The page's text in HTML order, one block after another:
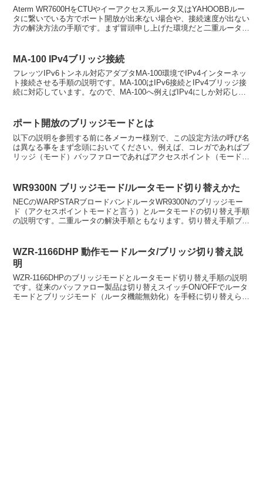
Aterm WR7600HをCTUやイーアクセス系ルータ又はYAHOOBBルー
タに繋いでいる方でポート開放が出来ない場合や、接続速度が出ない
方の解決方法の手順です。まず冒頭申し上げた環境だと二重ルータ環
MA-100 IPv4ブリッジ接続
フレッツIPv6トンネル対応アダプタMA-100環境でIPv4インターネッ
ト接続させる手順の説明です。MA-100はIPv6接続とIPv4ブリッジ接
続に対応しています。なので、MA-100へ例えばIPv4にしか対応しな
ポート開放のブリッジモードとは
以下の説明を参照する前に各メーカー様別で、この設定方法の呼び名
は異なる事をまず念頭においてください。例えば、コレガであればブ
リッジ（モード）バッファローであればアクセスポイント（モード）
WR9300N ブリッジモード/ルータモード切り替えかた
NECのWARPSTARブロードバンドルータWR9300Nのブリッジモー
ド（アクセスポイントモードと言う）とルータモードの切り替え手順
の説明です。二重ルータの解決手順ともなります。切り替え手順ブリ
WZR-1166DHP 動作モードルータ/ブリッジ切り替え説
明
WZR-1166DHPのブリッジモードとルータモード切り替え手順の説明
です。従来のバッファロー製品は切り替えスイッチON/OFFでルータ
モードとブリッジモード（ルータ機能無効化）を手軽に切り替えられ